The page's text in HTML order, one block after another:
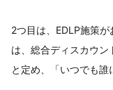
2つ目は、EDLP施策
は、総合ディスカウ
と定め、「いつでも誰